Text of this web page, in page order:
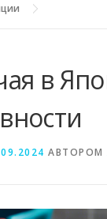
в
АВТОРОМ